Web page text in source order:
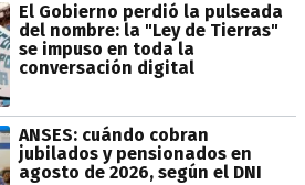
El Gobierno perdió la pulseada
del nombre: la "Ley de Tierras"
se impuso en toda la
conversación digital
ANSES: cuándo cobran
jubilados y pensionados en
agosto de 2026, según el DNI